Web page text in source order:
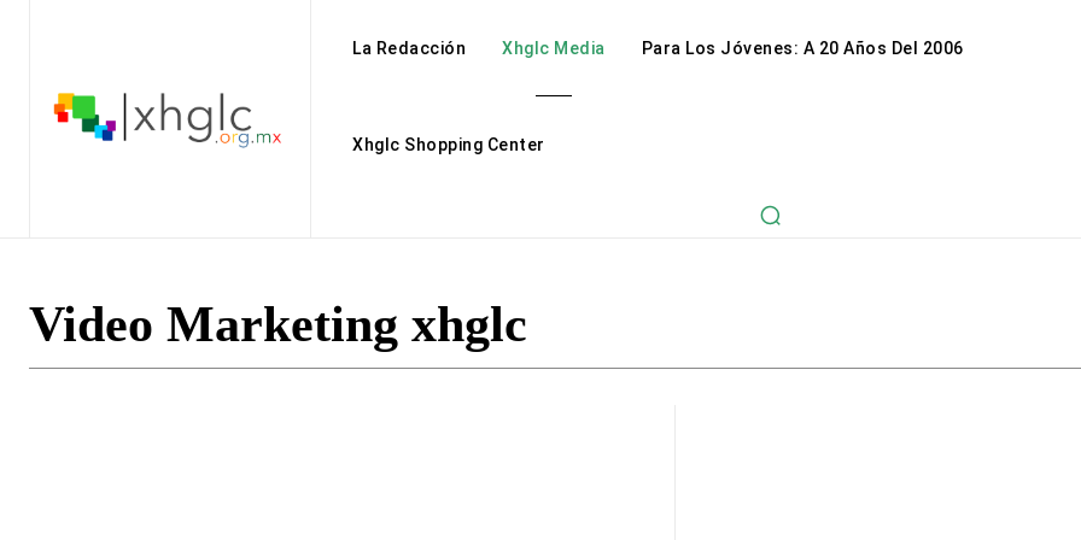
La Redacción Xhglc Media Para Los Jóvenes: A 20 Años Del 2006
Xhglc Shopping Center
Video Marketing xhglc